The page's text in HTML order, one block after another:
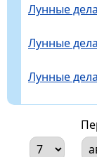
Лунные
Лунные
Лунные